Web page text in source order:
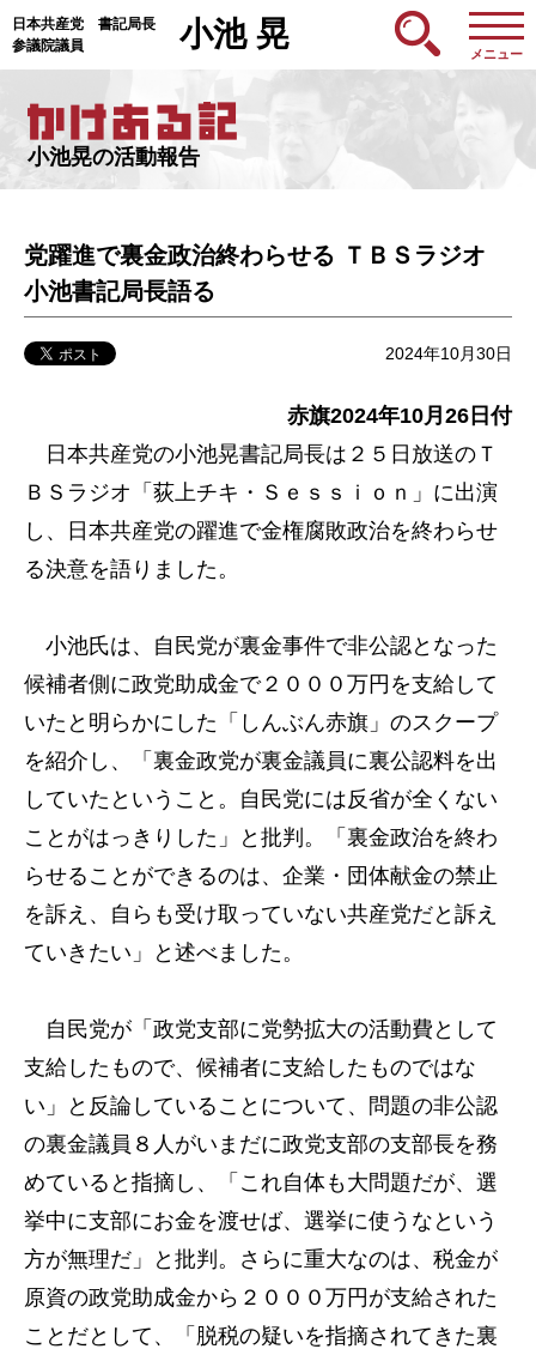
日本共産党 書記局長
参議院議員
小池 晃
メニュー
小池晃の活動報告
党躍進で裏金政治終わらせる ＴＢＳラジオ
小池書記局長語る
2024年10月30日
赤旗2024年10月26日付
日本共産党の小池晃書記局長は２５日放送のＴ
ＢＳラジオ「荻上チキ・Ｓｅｓｓｉｏｎ」に出演
し、日本共産党の躍進で金権腐敗政治を終わらせ
る決意を語りました。
小池氏は、自民党が裏金事件で非公認となった
候補者側に政党助成金で２０００万円を支給して
いたと明らかにした「しんぶん赤旗」のスクープ
を紹介し、「裏金政党が裏金議員に裏公認料を出
していたということ。自民党には反省が全くない
ことがはっきりした」と批判。「裏金政治を終わ
らせることができるのは、企業・団体献金の禁止
を訴え、自らも受け取っていない共産党だと訴え
ていきたい」と述べました。
自民党が「政党支部に党勢拡大の活動費として
支給したもので、候補者に支給したものではな
い」と反論していることについて、問題の非公認
の裏金議員８人がいまだに政党支部の支部長を務
めていると指摘し、「これ自体も大問題だが、選
挙中に支部にお金を渡せば、選挙に使うなという
方が無理だ」と批判。さらに重大なのは、税金が
原資の政党助成金から２０００万円が支給された
ことだとして、「脱税の疑いを指摘されてきた裏